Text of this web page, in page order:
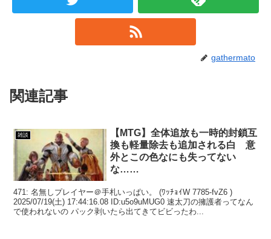
gathermato
関連記事
雑談
【MTG】全体追放も一時的封鎖互
換も軽量除去も追加される白 意
外とこの色なにも失ってない
な……
471: 名無しプレイヤー＠手札いっぱい。 (ﾜｯﾁｮｲW 7785-fvZ6 )
2025/07/19(土) 17:44:16.08 ID:u5o9uMUG0 速太刀の擁護者ってなん
で使われないの パック剥いたら出てきてビビったわ...